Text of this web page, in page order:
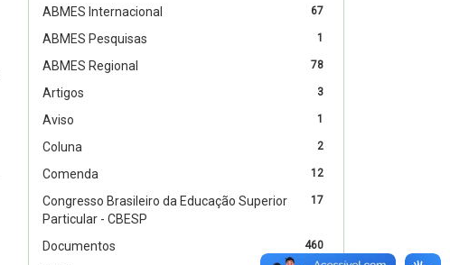
67
ABMES Internacional
1
ABMES Pesquisas
78
ABMES Regional
3
Artigos
1
Aviso
2
Coluna
12
Comenda
17
Congresso Brasileiro da Educação Superior
Particular - CBESP
460
Documentos